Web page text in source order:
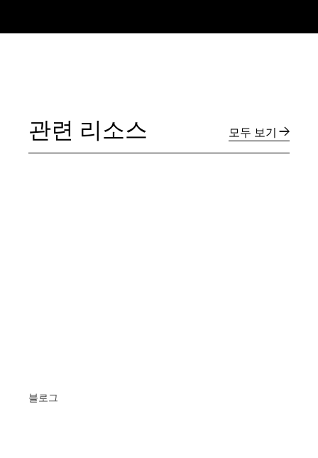
관련 리소스 모두 보기
블로그